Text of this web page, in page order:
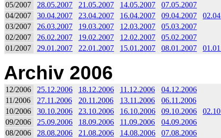
05/2007
28.05.2007 21.05.2007 14.05.2007
07.05.2007
04/2007
30.04.2007 23.04.2007 16.04.2007 09.04.2007
03/2007
26.03.2007 19.03.2007 12.03.2007
05.03.2007
02/2007
26.02.2007 19.02.2007 12.02.2007
05.02.2007
01/2007
29.01.2007 22.01.2007 15.01.2007 08.01.2007
Archiv 2006
12/2006 25.12.2006 18.12.2006 11.12.2006
04.12.2006
11/2006
27.11.2006 20.11.2006 13.11.2006
06.11.2006
10/2006
30.10.2006 23.10.2006 16.10.2006 09.10.2006
09/2006
25.09.2006 18.09.2006 11.09.2006
04.09.2006
08/2006
28.08.2006 21.08.2006 14.08.2006
07.08.2006